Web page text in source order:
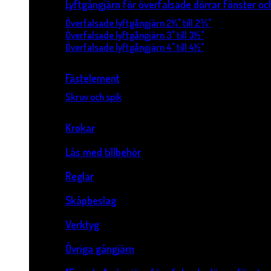
Lyftgångjärn för överfalsade dörrar fönster
Överfalsade lyftgångjärn 2¼" till 2¾"
Överfalsade lyftgångjärn 3" till 3½"
Överfalsade lyftgångjärn 4" till 4½"
Fästelement
Skruv och spik
Krokar
Lås med tillbehör
Reglar
Skåpbeslag
Verktyg
Övriga gångjärn